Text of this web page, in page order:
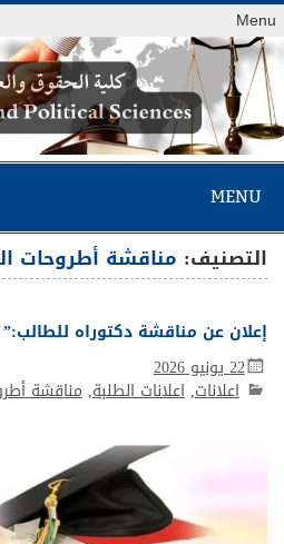
Menu
MENU
التصنيف: مناقشة أطروحات
إعلان عن مناقشة دكتوراه
22 يونيو 2026
اعلانات,اعلانات الطلبة,مناقشة